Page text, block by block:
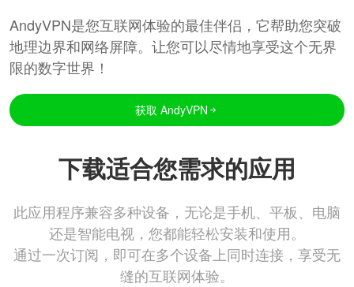
AndyVPN是您互联网体验的最佳伴侣，它帮助您突破
地理边界和网络屏障。让您可以尽情地享受这个无界
限的数字世界！
获取 AndyVPN
下载适合您需求的应用
此应用程序兼容多种设备，无论是手机、平板、电脑
还是智能电视，您都能轻松安装和使用。
通过一次订阅，即可在多个设备上同时连接，享受无
缝的互联网体验。